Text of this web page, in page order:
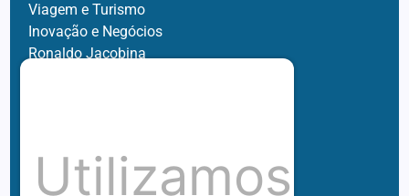
Viagem e Turismo
Inovação e Negócios
Ronaldo Jacobina
Hubnexxo
Tidelli
Utilizamos